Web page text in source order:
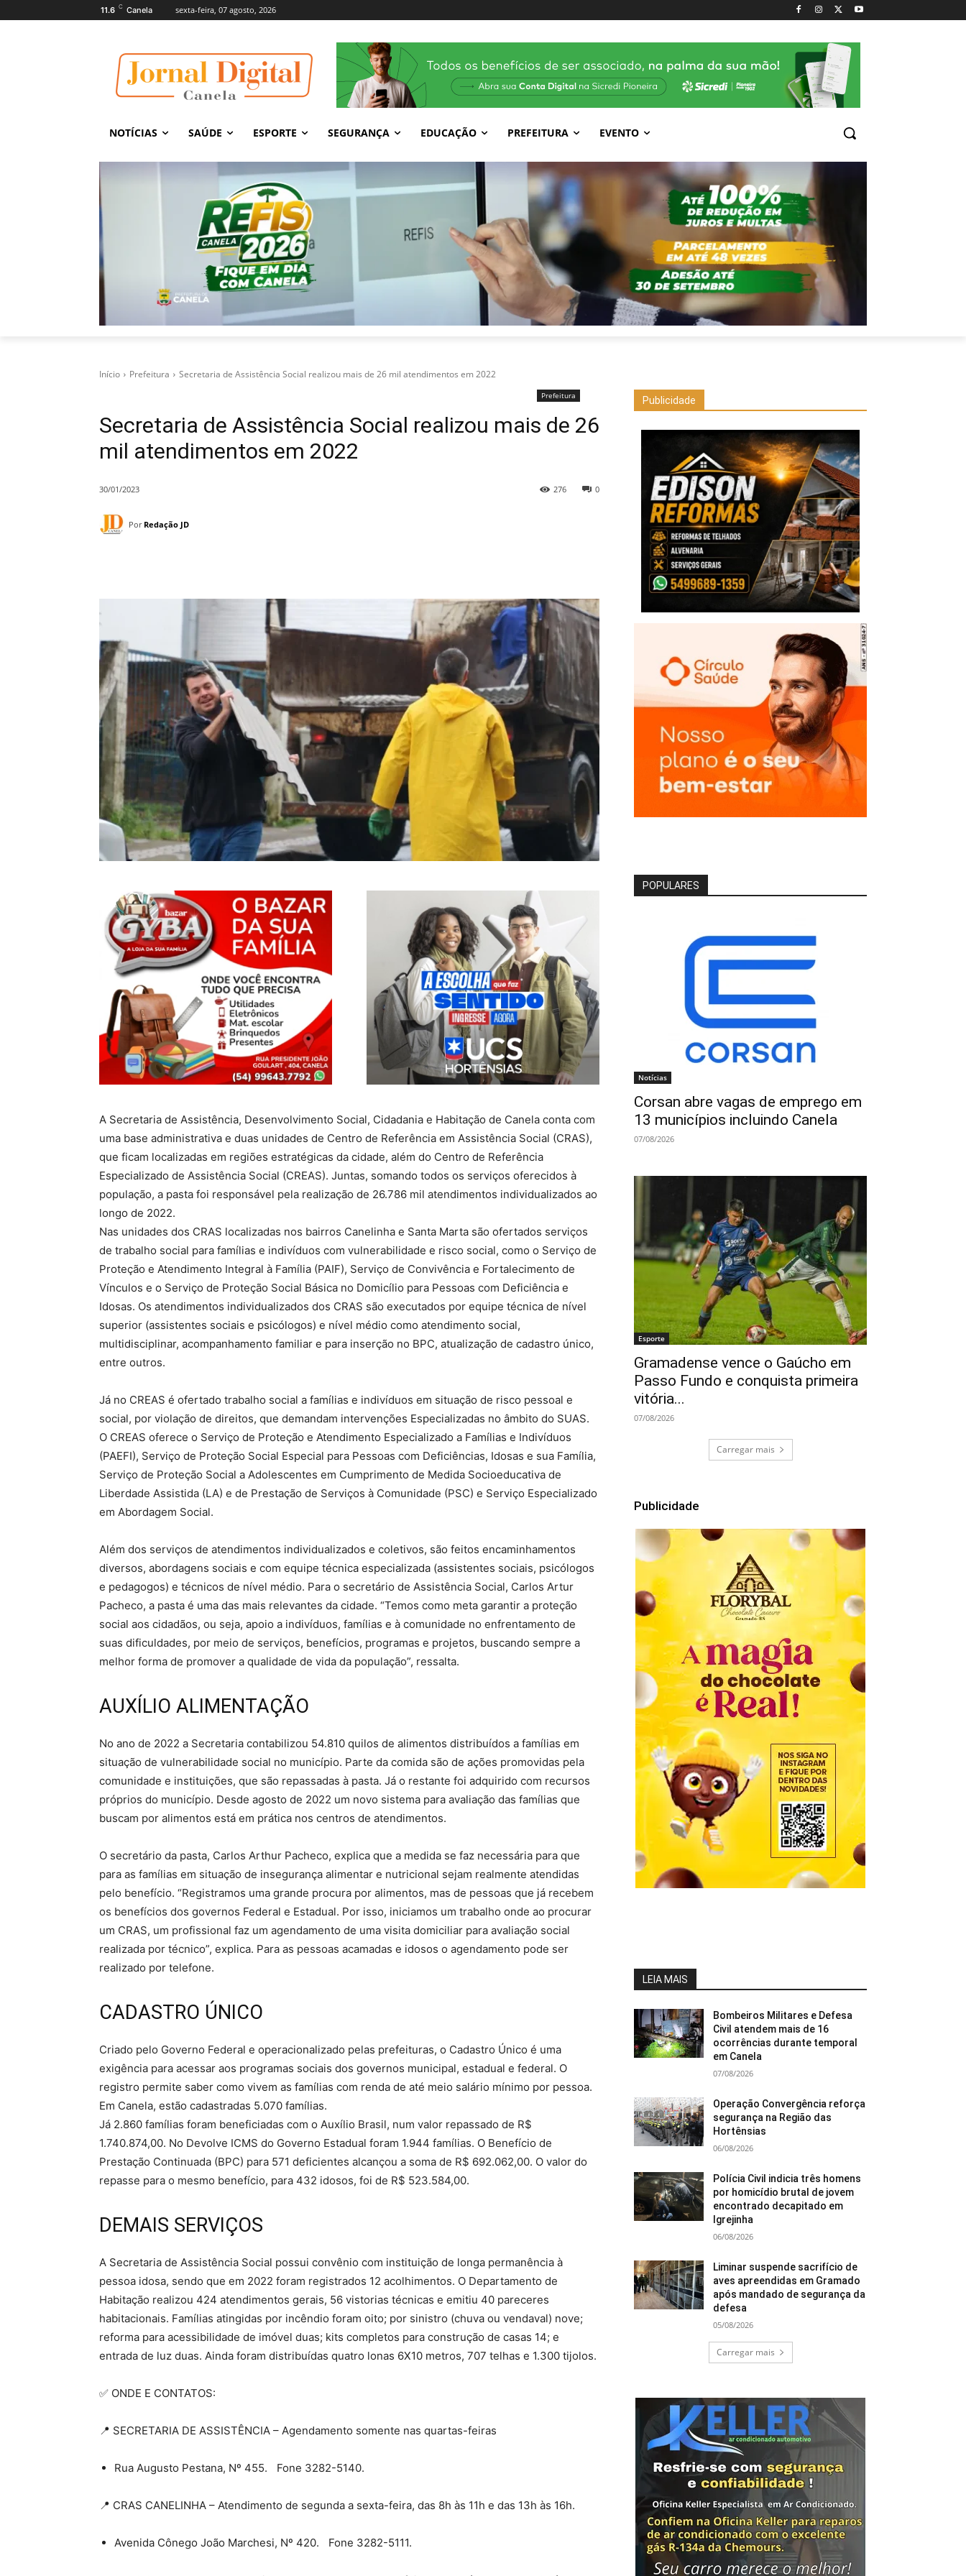
11.6 C Canela sexta-feira, 07 agosto, 2026
NOTÍCIAS SAÚDE ESPORTE SEGURANÇA EDUCAÇÃO PREFEITURA EVENTO
Início Prefeitura Secretaria de Assistência Social realizou mais de 26 mil atendimentos em 2022
Prefeitura
Secretaria de Assistência Social realizou mais de 26
mil atendimentos em 2022
30/01/2023 0
276
Por Redação JD
A Secretaria de Assistência, Desenvolvimento Social, Cidadania e Habitação de Canela conta com
uma base administrativa e duas unidades de Centro de Referência em Assistência Social (CRAS),
que ficam localizadas em regiões estratégicas da cidade, além do Centro de Referência
Especializado de Assistência Social (CREAS). Juntas, somando todos os serviços oferecidos à
população, a pasta foi responsável pela realização de 26.786 mil atendimentos individualizados ao
longo de 2022.
Nas unidades dos CRAS localizadas nos bairros Canelinha e Santa Marta são ofertados serviços
de trabalho social para famílias e indivíduos com vulnerabilidade e risco social, como o Serviço de
Proteção e Atendimento Integral à Família (PAIF), Serviço de Convivência e Fortalecimento de
Vínculos e o Serviço de Proteção Social Básica no Domicílio para Pessoas com Deficiência e
Idosas. Os atendimentos individualizados dos CRAS são executados por equipe técnica de nível
superior (assistentes sociais e psicólogos) e nível médio como atendimento social,
multidisciplinar, acompanhamento familiar e para inserção no BPC, atualização de cadastro único,
entre outros.
Já no CREAS é ofertado trabalho social a famílias e indivíduos em situação de risco pessoal e
social, por violação de direitos, que demandam intervenções Especializadas no âmbito do SUAS.
O CREAS oferece o Serviço de Proteção e Atendimento Especializado a Famílias e Indivíduos
(PAEFI), Serviço de Proteção Social Especial para Pessoas com Deficiências, Idosas e sua Família,
Serviço de Proteção Social a Adolescentes em Cumprimento de Medida Socioeducativa de
Liberdade Assistida (LA) e de Prestação de Serviços à Comunidade (PSC) e Serviço Especializado
em Abordagem Social.
Além dos serviços de atendimentos individualizados e coletivos, são feitos encaminhamentos
diversos, abordagens sociais e com equipe técnica especializada (assistentes sociais, psicólogos
e pedagogos) e técnicos de nível médio. Para o secretário de Assistência Social, Carlos Artur
Pacheco, a pasta é uma das mais relevantes da cidade. “Temos como meta garantir a proteção
social aos cidadãos, ou seja, apoio a indivíduos, famílias e à comunidade no enfrentamento de
suas dificuldades, por meio de serviços, benefícios, programas e projetos, buscando sempre a
melhor forma de promover a qualidade de vida da população”, ressalta.
AUXÍLIO ALIMENTAÇÃO
No ano de 2022 a Secretaria contabilizou 54.810 quilos de alimentos distribuídos a famílias em
situação de vulnerabilidade social no município. Parte da comida são de ações promovidas pela
comunidade e instituições, que são repassadas à pasta. Já o restante foi adquirido com recursos
próprios do município. Desde agosto de 2022 um novo sistema para avaliação das famílias que
buscam por alimentos está em prática nos centros de atendimentos.
O secretário da pasta, Carlos Arthur Pacheco, explica que a medida se faz necessária para que
para as famílias em situação de insegurança alimentar e nutricional sejam realmente atendidas
pelo benefício. “Registramos uma grande procura por alimentos, mas de pessoas que já recebem
os benefícios dos governos Federal e Estadual. Por isso, iniciamos um trabalho onde ao procurar
um CRAS, um profissional faz um agendamento de uma visita domiciliar para avaliação social
realizada por técnico”, explica. Para as pessoas acamadas e idosos o agendamento pode ser
realizado por telefone.
CADASTRO ÚNICO
Criado pelo Governo Federal e operacionalizado pelas prefeituras, o Cadastro Único é uma
exigência para acessar aos programas sociais dos governos municipal, estadual e federal. O
registro permite saber como vivem as famílias com renda de até meio salário mínimo por pessoa.
Em Canela, estão cadastradas 5.070 famílias.
Já 2.860 famílias foram beneficiadas com o Auxílio Brasil, num valor repassado de R$
1.740.874,00. No Devolve ICMS do Governo Estadual foram 1.944 famílias. O Benefício de
Prestação Continuada (BPC) para 571 deficientes alcançou a soma de R$ 692.062,00. O valor do
repasse para o mesmo benefício, para 432 idosos, foi de R$ 523.584,00.
DEMAIS SERVIÇOS
A Secretaria de Assistência Social possui convênio com instituição de longa permanência à
pessoa idosa, sendo que em 2022 foram registrados 12 acolhimentos. O Departamento de
Habitação realizou 424 atendimentos gerais, 56 vistorias técnicas e emitiu 40 pareceres
habitacionais. Famílias atingidas por incêndio foram oito; por sinistro (chuva ou vendaval) nove;
reforma para acessibilidade de imóvel duas; kits completos para construção de casas 14; e
entrada de luz duas. Ainda foram distribuídas quatro lonas 6X10 metros, 707 telhas e 1.300 tijolos.
✅ ONDE E CONTATOS:
📍 SECRETARIA DE ASSISTÊNCIA – Agendamento somente nas quartas-feiras
Rua Augusto Pestana, Nº 455. Fone 3282-5140.
📍 CRAS CANELINHA – Atendimento de segunda a sexta-feira, das 8h às 11h e das 13h às 16h.
Avenida Cônego João Marchesi, Nº 420. Fone 3282-5111.
Publicidade
POPULARES
Notícias
Corsan abre vagas de emprego em
13 municípios incluindo Canela
07/08/2026
Esporte
Gramadense vence o Gaúcho em
Passo Fundo e conquista primeira
vitória...
07/08/2026
Carregar mais
Publicidade
LEIA MAIS
Bombeiros Militares e Defesa
Civil atendem mais de 16
ocorrências durante temporal
em Canela
07/08/2026
Operação Convergência reforça
segurança na Região das
Hortênsias
06/08/2026
Polícia Civil indicia três homens
por homicídio brutal de jovem
encontrado decapitado em
Igrejinha
06/08/2026
Liminar suspende sacrifício de
aves apreendidas em Gramado
após mandado de segurança da
defesa
05/08/2026
Carregar mais